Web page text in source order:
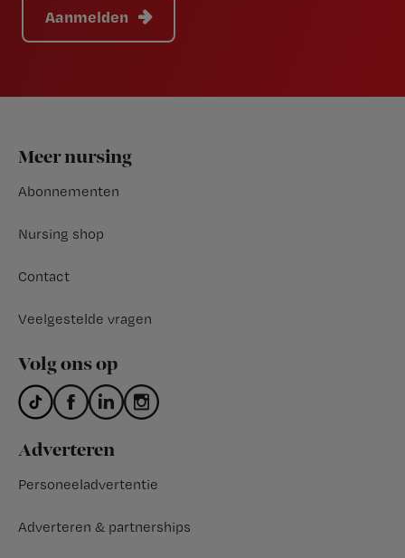
Aanmelden
Footer
Meer nursing
Abonnementen
Nursing shop
Contact
Veelgestelde vragen
Volg ons op
Adverteren
Personeeladvertentie
Adverteren & partnerships